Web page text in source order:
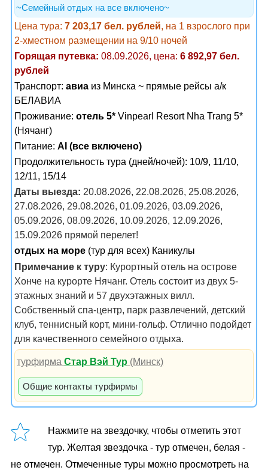
~Семейный отдых на все включено~
Цена тура: 7 203,17 бел. рублей, на 1 взрослого при
2-хместном размещении на 9/10 ночей
Горящая путевка: 08.09.2026, цена: 6 892,97 бел.
рублей
Транспорт: авиа из Минска ~ прямые рейсы а/к
БЕЛАВИА
Проживание: отель 5* Vinpearl Resort Nha Trang 5*
(Нячанг)
Питание: AI (все включено)
Продолжительность тура (дней/ночей): 10/9, 11/10,
12/11, 15/14
Даты выезда: 20.08.2026, 22.08.2026, 25.08.2026,
27.08.2026, 29.08.2026, 01.09.2026, 03.09.2026,
05.09.2026, 08.09.2026, 10.09.2026, 12.09.2026,
15.09.2026 прямой перелет!
отдых на море (тур для всех) Каникулы
Примечание к туру: Курортный отель на острове
Хонче на курорте Нячанг. Отель состоит из двух 5-
этажных знаний и 57 двухэтажных вилл.
Собственный спа-центр, парк развлечений, детский
клуб, теннисный корт, мини-гольф. Отлично подойдет
для качественного семейного отдыха.
турфирмаСтар Вэй Тур (Минск)
Общие контакты турфирмы
Нажмите на звездочку, чтобы отметить этот
тур. Желтая звездочка - тур отмечен, белая -
не отмечен. Отмеченные туры можно просмотреть на